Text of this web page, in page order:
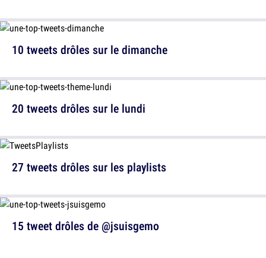
20 tweets drôles sur le lundi
15 tweet drôles de @jsuisgemo
10 tweets drôles sur le dimanche
27 tweets drôles sur les playlists